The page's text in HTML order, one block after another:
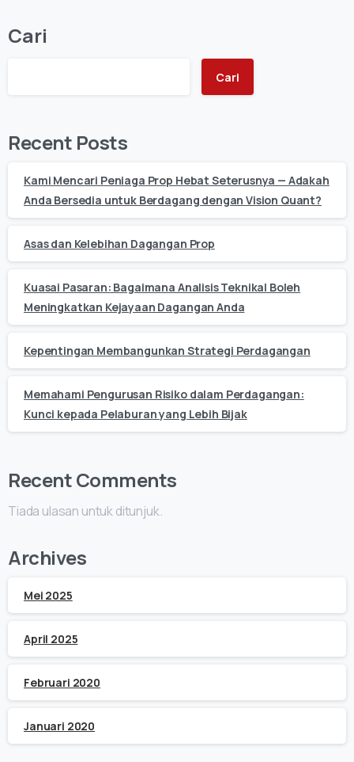
Cari
Cari
Recent Posts
Kami Mencari Peniaga Prop Hebat Seterusnya — Adakah
Anda Bersedia untuk Berdagang dengan Vision Quant?
Asas dan Kelebihan Dagangan Prop
Kuasai Pasaran: Bagaimana Analisis Teknikal Boleh
Meningkatkan Kejayaan Dagangan Anda
Kepentingan Membangunkan Strategi Perdagangan
Memahami Pengurusan Risiko dalam Perdagangan:
Kunci kepada Pelaburan yang Lebih Bijak
Recent Comments
Tiada ulasan untuk ditunjuk.
Archives
Mei 2025
April 2025
Februari 2020
Januari 2020